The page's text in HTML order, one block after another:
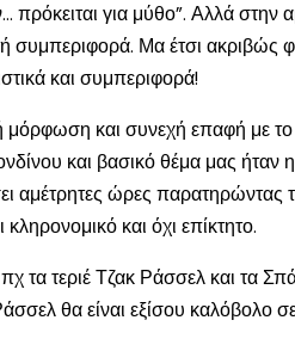
πρόκειται για μύθο”. Αλλά
συμπεριφορά. Μα έτσι
και συμπεριφορά!
και συνεχή επαφή με
και βασικό θέμα μας
αμέτρητες ώρες
και όχι επίκτητο.
τεριέ Τζακ Ράσσελ και τα
θα είναι εξίσου